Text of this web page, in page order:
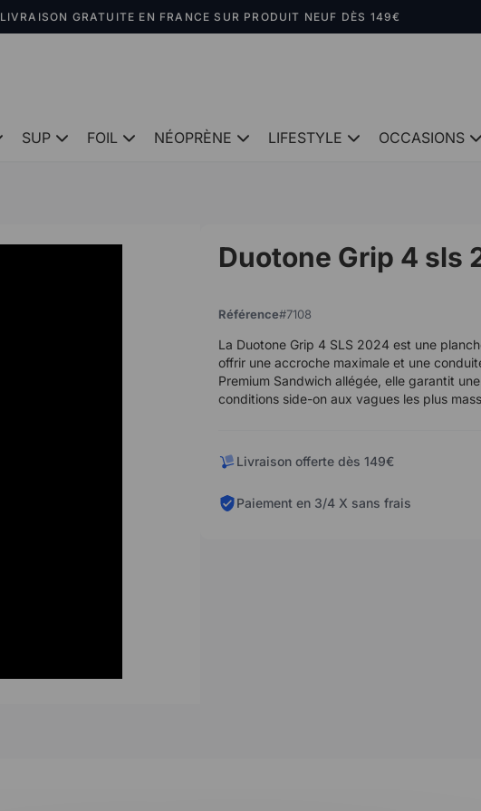
LIVRAISON GRATUITE EN FRANCE SUR PRODUIT NEUF DÈS 149€
SUP FOIL NÉOPRÈNE LIFESTYLE OCCASIONS
Duotone Grip 4 sls
Référence 7108
La Duotone Grip 4 SLS 2024 est une
offrir une accroche maximale et une
Premium Sandwich allégée, elle garantit
conditions side-on aux vagues les plus
Livraison offerte dès 149€
Paiement en 3/4 X sans frais